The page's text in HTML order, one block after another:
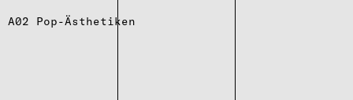
A02 Pop-Ästhetiken